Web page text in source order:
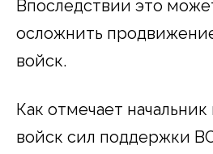
Впоследствии это
осложнить
войск.
Как отмечает
войск сил поддержки